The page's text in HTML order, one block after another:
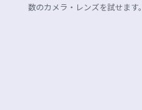
数のカメラ・レンズを試せます。